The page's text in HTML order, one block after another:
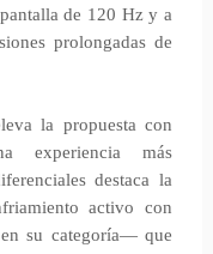
de 120 Hz y a
prolongadas de
la propuesta con
experiencia más
destaca la
activo con
su categoría— que